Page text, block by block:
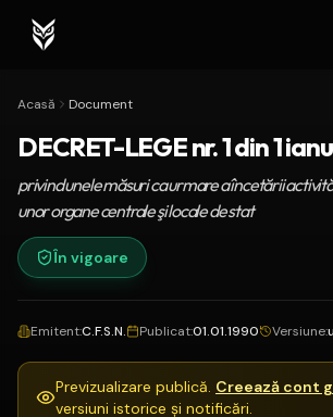
Acasă Document
DECRET-LEGE nr. 1 din 1
privind unele măsuri ca urmare a încetării
unor organe centrale şi locale de stat
În vigoare
Emitent:C.F.S.N. Publicat:01.01.1990 Versiune:
Previzualizare publică. Creează cont
versiuni istorice și notificări.